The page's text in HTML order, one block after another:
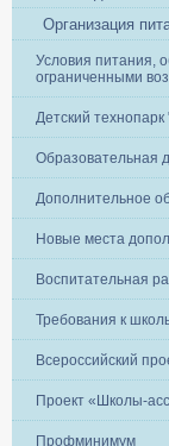
Организация
Условия питания,
ограниченными
Детский
Образовательная
Дополнительное
Новые места
Воспитательная
Требования к
Всероссийский
Проект «Школы-
Профминимум